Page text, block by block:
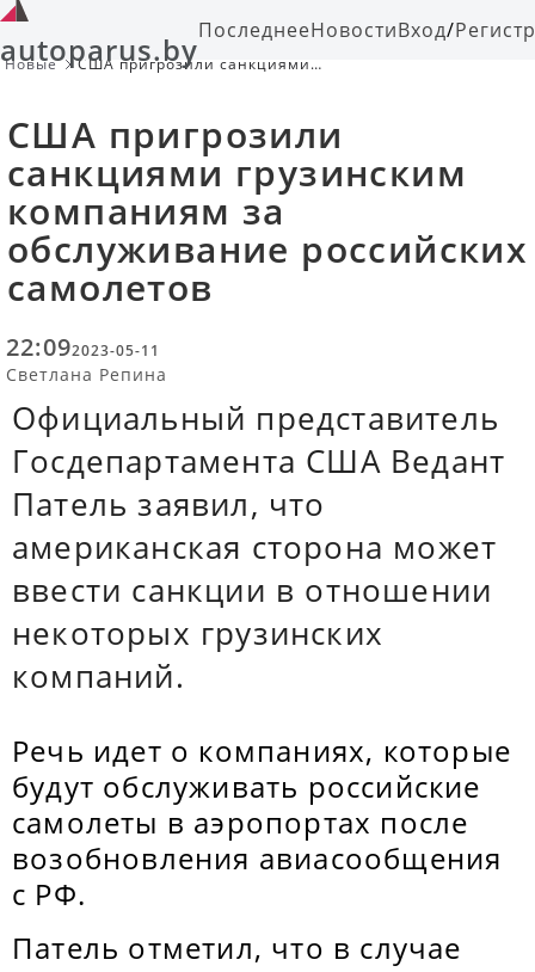
autoparus.byПоследнееНовостиВход/
Новые
США пригрозили санкциями
самолетов
США пригрозили
санкциями грузинским
компаниям за
обслуживание российских
самолетов
22:092023-05-11
Светлана Репина
Официальный представитель
Госдепартамента США Ведант
Патель заявил, что
американская сторона может
ввести санкции в отношении
некоторых грузинских
компаний.
Речь идет о компаниях, которые
будут обслуживать российские
самолеты в аэропортах после
возобновления авиасообщения
с РФ.
Патель отметил, что в случае